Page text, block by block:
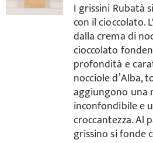
I grissini Rubatà
con il cioccolato.
dalla crema di
cioccolato
profondità e
nocciole d’Alba,
aggiungono una
inconfondibile e
croccantezza. Al
grissino si fonde